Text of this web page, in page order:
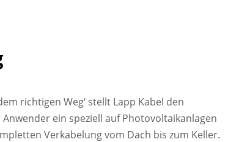
richtigen Weg‘ stellt Lapp Kabel den
ein speziell auf Photovoltaikanlagen
Verkabelung vom Dach bis zum Keller.